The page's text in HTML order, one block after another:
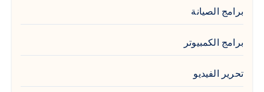
برامج الصيانة
برامج الكمبيوتر
تحرير الفيديو